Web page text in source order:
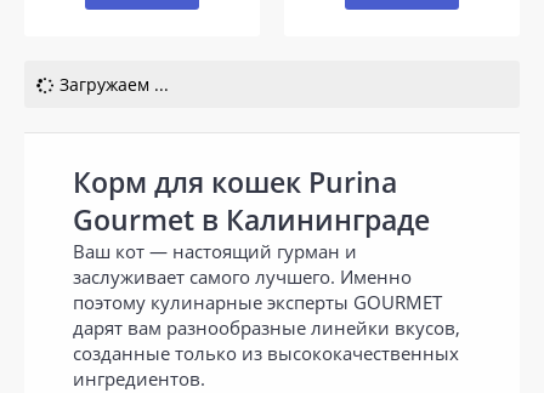
Загружаем ...
Корм для кошек Purina
Gourmet в Калининграде
Ваш кот — настоящий гурман и
заслуживает самого лучшего. Именно
поэтому кулинарные эксперты GOURMET
дарят вам разнообразные линейки вкусов,
созданные только из высококачественных
ингредиентов.